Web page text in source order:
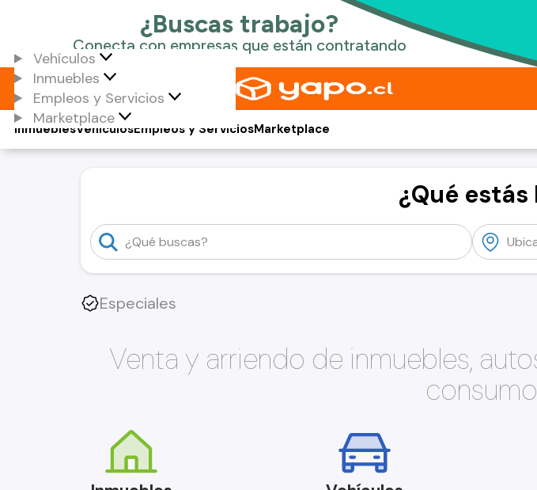
Vehículos
Inmuebles
Empleos y Servicios
Marketplace
Vehículos
Inmuebles Empleos y ServiciosMarketplace
¿Qué
Especiales
Venta y arriendo de inmuebles,